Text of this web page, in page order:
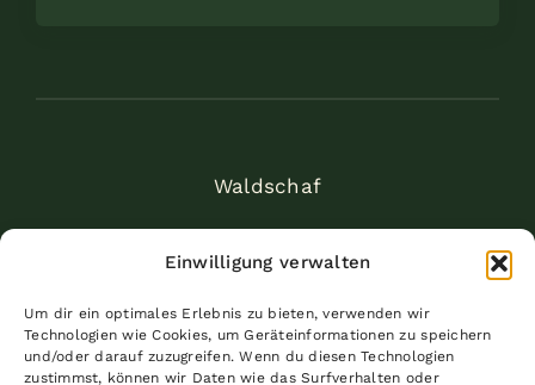
Einwilligung verwalten
Um dir ein optimales Erlebnis zu bieten, verwenden wir
Technologien wie Cookies, um Geräteinformationen zu speichern
und/oder darauf zuzugreifen. Wenn du diesen Technologien
zustimmst, können wir Daten wie das Surfverhalten oder
Waldschaf
68519 Viernheim
janine@waldschaf.shop
0176/70285896